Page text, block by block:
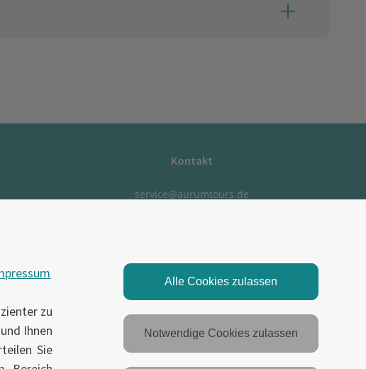
Kontakt
service@aurumtours.de
zu
Ihnen
Sie
Alle Cookies zulassen
Notwendige Cookies zulassen